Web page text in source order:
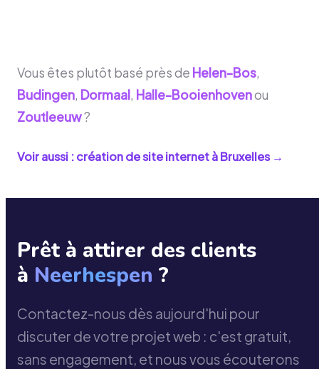
Vous êtes plutôt basé près de Helen-Bos,
Budingen, Dormaal, Halle-Booienhovenou
Zoutleeuw?
Voir aussi : création de site internet àBruxelles→
Prêt à attirer des clients
à Neerhespen ?
Contactez-nous dès aujourd'hui pour
discuter de votre projet web : c'est gratuit,
sans engagement, et nous vous écouterons